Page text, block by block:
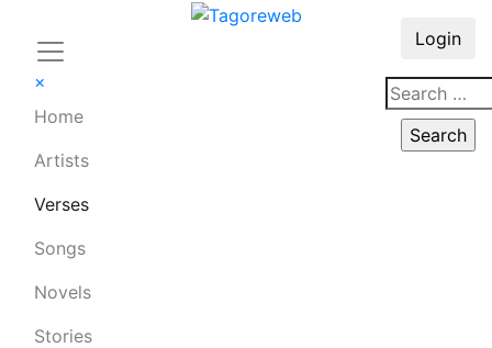
×
Home
Artists
Verses
Songs
Novels
Stories
Login